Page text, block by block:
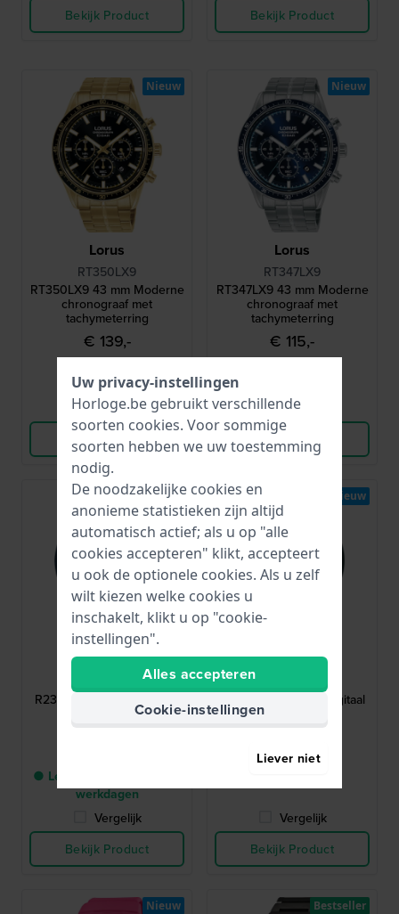
Bekijk Product
Bekijk Product
Lorus
RT350LX9
RT350LX9 43 mm Moderne
chronograaf met
tachymeterring
€ 139,-
Vergelijk
Bekijk Product
Nieuw
Lorus
RT347LX9
RT347LX9 43 mm Moderne
chronograaf met
tachymeterring
€ 115,-
Vergelijk
Bekijk Product
Nieuw
Lorus
R2347QX9 44 mm Digitaal
horloge met grote
wijzerplaat
● Levering binnen 3 tot 5
werkdagen
Vergelijk
Bekijk Product
Nieuw
Lorus
R2345QX9 44 mm Digitaal
horloge met grote
wijzerplaat
€ 39,-
Vergelijk
Bekijk Product
Nieuw
Nieuw
Bestseller
Uw privacy-instellingen
Horloge.be gebruikt verschillende
soorten cookies. Voor sommige
soorten hebben we uw toestemming
nodig.
De noodzakelijke cookies en
anonieme statistieken zijn altijd
automatisch actief; als u op "alle
cookies accepteren" klikt, accepteert
u ook de optionele cookies. Als u zelf
wilt kiezen welke cookies u
inschakelt, klikt u op "cookie-
instellingen".
Alles accepteren
Cookie-instellingen
Liever niet